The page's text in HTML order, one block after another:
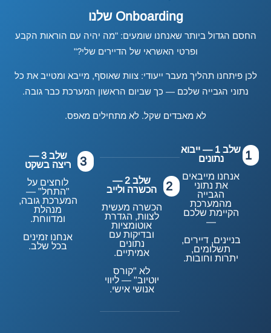
שלב 1 — ייבוא
נתונים
אנחנו מייבאים
את נתוני
הגבייה
מהמערכת
הקיימת שלכם
—
בניינים, דיירים,
תשלומים,
יתרות וחובות.
1
שלב 2 —
הכשרה ולייב
הכשרה מעשית
לצוות, הגדרת
אוטומציות
ובדיקות עם
נתונים
אמיתיים.
לא "קורס
יוטיוב" — ליווי
אנושי אישי.
2
שלב 3 —
ריצה בשקט
לוחצים על
"התחל" —
המערכת גובה,
מנהלת
ומדווחת.
אנחנו זמינים
בכל שלב.
3
Onboarding שלנו
החסם הגדול ביותר שאנחנו שומעים: "מה יהיה עם הוראות הקבע
ופרטי האשראי של הדיירים שלי?"
לכן פיתחנו תהליך מעבר ייעודי: צוות שאוסף, מייבא ומטייב את כל
נתוני הגבייה שלכם — כך שביום הראשון המערכת כבר גובה.
לא מאבדים שקל. לא מתחילים מאפס.